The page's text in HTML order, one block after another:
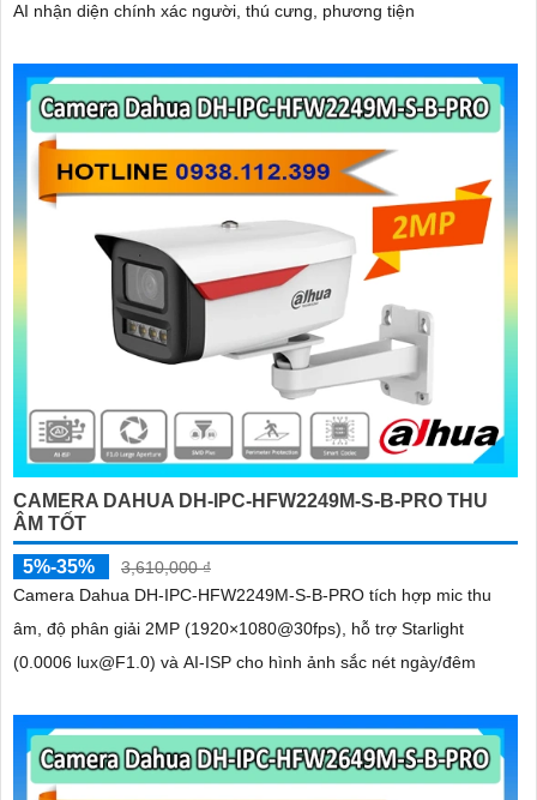
AI nhận diện chính xác người, thú cưng, phương tiện
CAMERA DAHUA DH-IPC-HFW2249M-S-B-PRO THU
ÂM TỐT
5%-35%
3,610,000 ₫
Camera Dahua DH-IPC-HFW2249M-S-B-PRO tích hợp mic thu
âm, độ phân giải 2MP (1920×1080@30fps), hỗ trợ Starlight
(0.0006 lux@F1.0) và AI-ISP cho hình ảnh sắc nét ngày/đêm